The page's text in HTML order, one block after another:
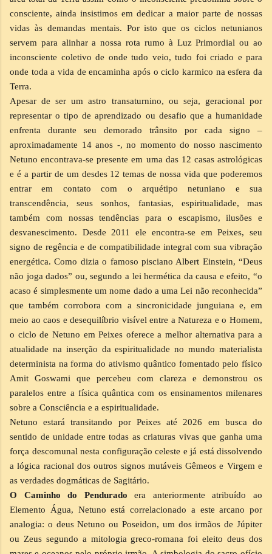
consciente, ainda insistimos em dedicar a maior parte de nossas
vidas às demandas mentais. Por isto que os ciclos netunianos
servem para alinhar a nossa rota rumo à Luz Primordial ou ao
inconsciente coletivo de onde tudo veio, tudo foi criado e para
onde toda a vida de encaminha após o ciclo karmico na esfera da
Terra.
Apesar de ser um astro transaturnino, ou seja, geracional por
representar o tipo de aprendizado ou desafio que a humanidade
enfrenta durante seu demorado trânsito por cada signo –
aproximadamente 14 anos -, no momento do nosso nascimento
Netuno encontrava-se presente em uma das 12 casas astrológicas
e é a partir de um desdes 12 temas de nossa vida que poderemos
entrar em contato com o arquétipo netuniano e sua
transcendência, seus sonhos, fantasias, espiritualidade, mas
também com nossas tendências para o escapismo, ilusões e
desvanescimento. Desde 2011 ele encontra-se em Peixes, seu
signo de regência e de compatibilidade integral com sua vibração
energética. Como dizia o famoso pisciano Albert Einstein, “Deus
não joga dados” ou, segundo a lei hermética da causa e efeito, “o
acaso é simplesmente um nome dado a uma Lei não reconhecida”
que também corrobora com a sincronicidade junguiana e, em
meio ao caos e desequilíbrio visível entre a Natureza e o Homem,
o ciclo de Netuno em Peixes oferece a melhor alternativa para a
atualidade na inserção da espiritualidade no mundo materialista
determinista na forma do ativismo quântico fomentado pelo físico
Amit Goswami que percebeu com clareza e demonstrou os
paralelos entre a física quântica com os ensinamentos milenares
sobre a Consciência e a espiritualidade.
Netuno estará transitando por Peixes até 2026 em busca do
sentido de unidade entre todas as criaturas vivas que ganha uma
força descomunal nesta configuração celeste e já está dissolvendo
a lógica racional dos outros signos mutáveis Gêmeos e Virgem e
as verdades dogmáticas de Sagitário.
O Caminho do Pendurado era anteriormente atribuído ao
Elemento Água, Netuno está correlacionado a este arcano por
analogia: o deus Netuno ou Poseidon, um dos irmãos de Júpiter
ou Zeus segundo a mitologia greco-romana foi eleito deus dos